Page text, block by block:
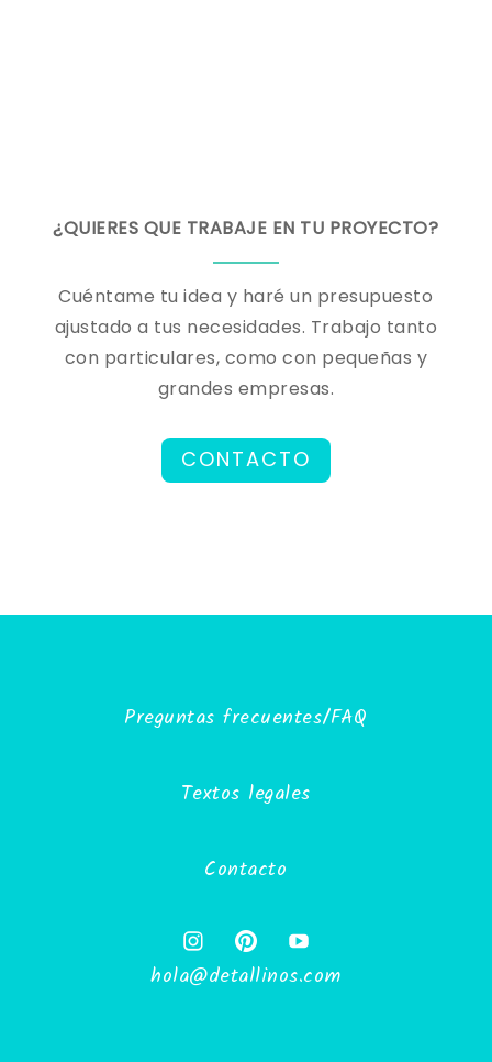
¿QUIERES QUE TRABAJE EN TU PROYECTO?
Cuéntame tu idea y haré un presupuesto
ajustado a tus necesidades. Trabajo tanto
con particulares, como con pequeñas y
grandes empresas.
CONTACTO
Preguntas frecuentes/FAQ
Textos legales
Contacto
hola@detallinos.com